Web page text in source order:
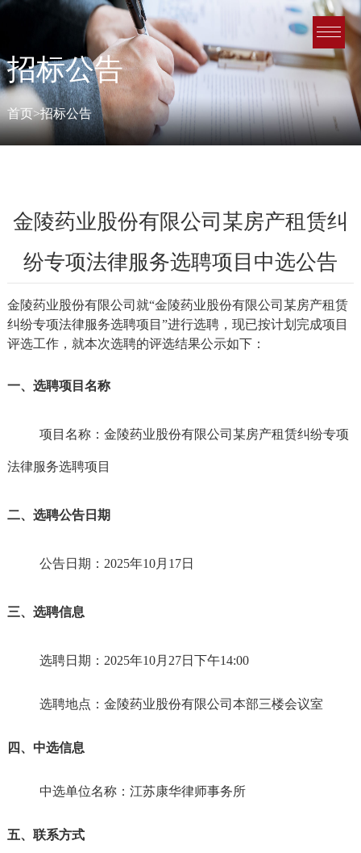
招标公告
首页>招标公告
金陵药业股份有限公司某房产租赁纠
纷专项法律服务选聘项目中选公告
金陵药业股份有限公司就“金陵药业股份有限公司某房产租赁
纠纷专项法律服务选聘项目”进行选聘，现已按计划完成项目
评选工作，就本次选聘的评选结果公示如下：
一、选聘项目名称
项目名称：金陵药业股份有限公司某房产租赁纠纷专项
法律服务选聘项目
二、选聘公告日期
公告日期： 2025年10月 17日
三、选聘信息
选聘日期： 2025年10月 27日 下午14:00
选聘地点：金陵药业股份有限公司本部三楼会议室
四、中选信息
中选单位名称：江苏康华律师事务所
五、联系方式